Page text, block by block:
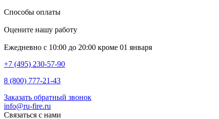
Способы оплаты
Оцените нашу работу
Ежедневно с 10:00 до 20:00 кроме 01 января
+7 (495) 230-57-90
8 (800) 777-21-43
Заказать обратный звонок
info@ru-fire.ru
Связаться с нами